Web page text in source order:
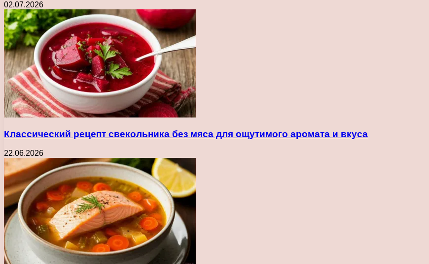
02.07.2026
Классический рецепт свекольника без мяса для ощутимого аромата и вкуса
22.06.2026